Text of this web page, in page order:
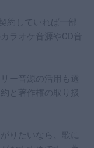
でも大丈夫？
約していれば一部
ラオケ音源やCD音
ー音源の活用も選
と著作権の取り扱
りたいなら、歌に